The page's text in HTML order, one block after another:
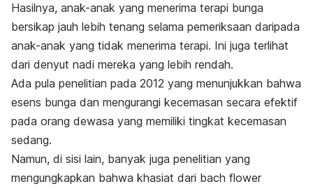
Hasilnya, anak-anak yang menerima terapi bunga
bersikap jauh lebih tenang selama pemeriksaan daripada
anak-anak yang tidak menerima terapi. Ini juga terlihat
dari denyut nadi mereka yang lebih rendah.
Ada pula penelitian pada 2012 yang menunjukkan bahwa
esens bunga dan mengurangi kecemasan secara efektif
pada orang dewasa yang memiliki tingkat kecemasan
sedang.
Namun, di sisi lain, banyak juga penelitian yang
mengungkapkan bahwa khasiat dari bach flower